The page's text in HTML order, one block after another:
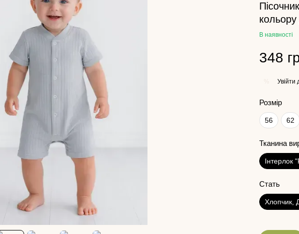
В наявності
348
Увійти
Розмір
56 62
Тканина
Інтерлок
Стать
Хлопчик,